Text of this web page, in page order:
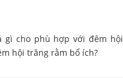
gì cho phù hợp với đêm hội
hội trăng rằm bổ ích?